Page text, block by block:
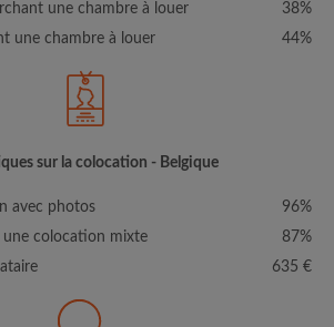
une chambre à louer
38%
une chambre à louer
44%
sur la colocation - Belgique
avec photos
96%
une colocation mixte
87%
635 €